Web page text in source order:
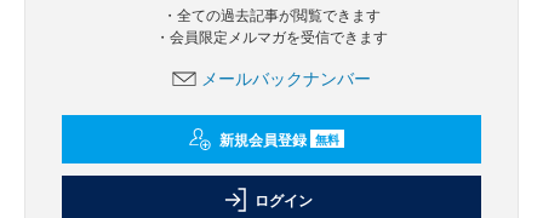
・全ての過去記事が閲覧できます
・会員限定メルマガを受信できます
メールバックナンバー
新規会員登録 無料
ログイン